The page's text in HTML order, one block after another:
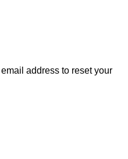
address to reset your